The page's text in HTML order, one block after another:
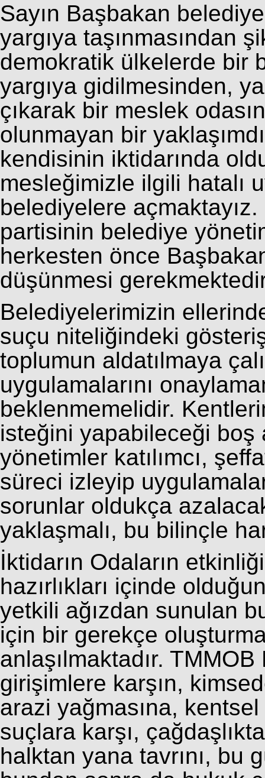
Sayın Başbakan
yargıya taşınmasından
demokratik ülkelerde bir
yargıya gidilmesinden,
çıkarak bir meslek
olunmayan bir
kendisinin iktidarında
mesleğimizle ilgili hatalı
belediyelere
partisinin belediye
herkesten önce
düşünmesi
Belediyelerimizin
suçu niteliğindeki
toplumun aldatılmaya
uygulamalarını
beklenmemelidir.
isteğini yapabileceği boş
yönetimler katılımcı,
süreci izleyip
sorunlar oldukça
yaklaşmalı, bu bilinçle
İktidarın Odaların
hazırlıkları içinde
yetkili ağızdan sunulan
için bir gerekçe
anlaşılmaktadır.
girişimlere karşın,
arazi yağmasına,
suçlara karşı,
halktan yana tavrını, bu